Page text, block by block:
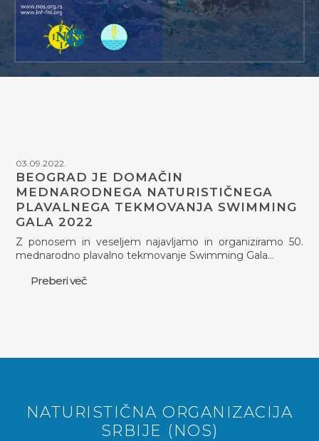
03.09.2022.
BEOGRAD JE DOMAČIN
MEDNARODNEGA NATURISTIČNEGA
PLAVALNEGA TEKMOVANJA SWIMMING
GALA 2022
Z ponosem in veseljem najavljamo in organiziramo 50.
mednarodno plavalno tekmovanje Swimming Gala…
Preberi več
NATURISTIČNA ORGANIZACIJA
SRBIJE (NOS)